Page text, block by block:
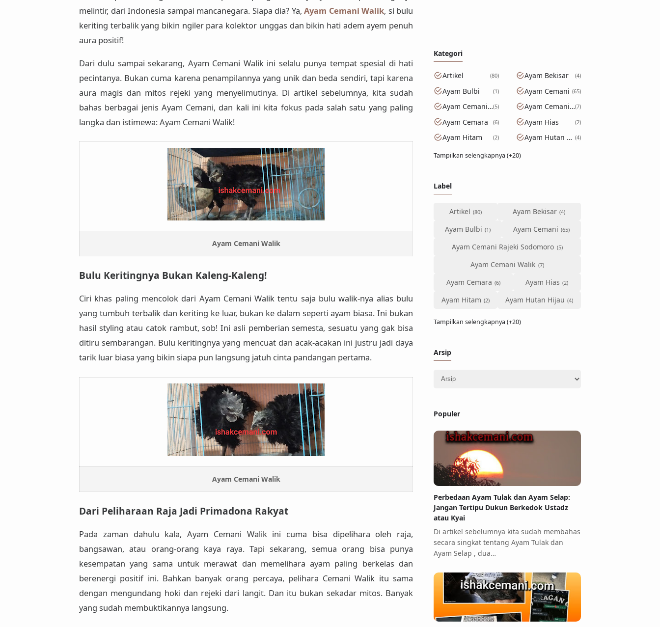
melintir, dari Indonesia sampai mancanegara. Siapa dia? Ya, Ayam Cemani Walik, si bulu
keriting terbalik yang bikin ngiler para kolektor unggas dan bikin hati adem ayem penuh
aura positif!
Dari dulu sampai sekarang, Ayam Cemani Walikini selalu punya tempat spesial di hati
pecintanya. Bukan cuma karena penampilannya yang unik dan beda sendiri, tapi karena
aura magis dan mitos rejeki yang menyelimutinya. Di artikel sebelumnya, kita sudah
bahas berbagai jenis Ayam Cemani, dan kali ini kita fokus padasalah satu yang paling
langka dan istimewa: Ayam Cemani Walik!
Ayam Cemani Walik
Bulu Keritingnya Bukan Kaleng-Kaleng!
Ciri khas paling mencolok dari Ayam Cemani Walik tentu saja bulu walik-nya alias bulu
yang tumbuh terbalik dan keriting ke luar, bukan ke dalam seperti ayam biasa. Ini bukan
hasil styling atau catok rambut, sob! Ini asli pemberian semesta, sesuatu yang gak bisa
ditiru sembarangan. Bulu keritingnya yang mencuat dan acak-acakan ini justru jadi daya
tarik luar biasa yang bikin siapa pun langsung jatuh cinta pandangan pertama.
Ayam Cemani Walik
Dari Peliharaan Raja Jadi Primadona Rakyat
Pada zaman dahulu kala, Ayam Cemani Walikini cuma bisa dipelihara oleh raja,
bangsawan, atau orang-orang kaya raya. Tapi sekarang, semua orang bisa punya
kesempatan yang sama untuk merawat dan memeliharaayam paling berkelas dan
berenergi positifini. Bahkan banyak orang percaya, pelihara Cemani Walik itu sama
dengan mengundang hoki dan rejeki dari langit. Dan itu bukan sekadar mitos. Banyak
yang sudah membuktikannya langsung.
Kategori
Artikel 80 Ayam Bekisar 4
Ayam Bulbi 1 Ayam Cemani 65
Ayam Cemani Rajeki Sodomoro 5 Ayam Cemani Walik 7
Ayam Cemara 6 Ayam Hias 2
Ayam Hitam 2 Ayam Hutan Hijau 4
Tampilkan selengkapnya (+20)
Label
Artikel
Ayam Bekisar
Ayam Bulbi
Ayam Cemani
Ayam Cemani Rajeki Sodomoro
Ayam Cemani Walik
Ayam Cemara
Ayam Hias
Ayam Hitam
Ayam Hutan Hijau
Tampilkan selengkapnya (+20)
Arsip
Populer
Perbedaan Ayam Tulak dan Ayam Selap:
Jangan Tertipu Dukun Berkedok Ustadz
atau Kyai
Di artikel sebelumnya kita sudah membahas
secara singkat tentang Ayam Tulak dan
Ayam Selap , dua…